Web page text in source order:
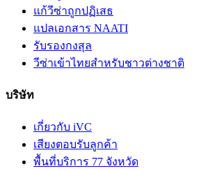
แก้วีซ่าถูกปฏิเสธ
แปลเอกสาร NAATI
รับรองกงสุล
วีซ่าเข้าไทยสำหรับชาวต่างชาติ
บริษัท
เกี่ยวกับ iVC
เสียงตอบรับลูกค้า
พื้นที่บริการ 77 จังหวัด